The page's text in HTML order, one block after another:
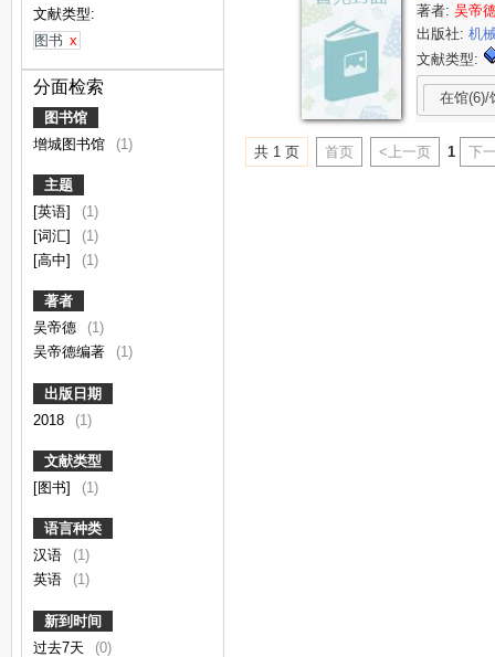
文献类型:
图书 x
分面检索
图书馆
增城图书馆
(1)
主题
[英语]
(1)
[词汇]
(1)
[高中]
(1)
著者
吴帝德
(1)
吴帝德编著
(1)
出版日期
2018
(1)
文献类型
[图书]
(1)
语言种类
汉语
(1)
英语
(1)
新到时间
过去7天
(0)
著者:吴帝
出版社:机
文献类型:
在馆(6)/
共 1 页 首页 <上一页 1 下